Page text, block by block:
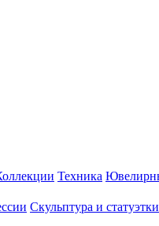
Техника
Скульптура и статуэтки